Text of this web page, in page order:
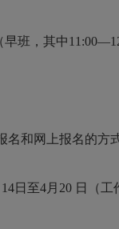
班，其中
和网上报名的方
日至4月20 日（